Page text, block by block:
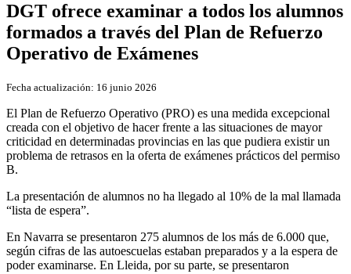
DGT ofrece examinar a todos los alumnos
formados a través del Plan de Refuerzo
Operativo de Exámenes
Fecha actualización: 16 junio 2026
El Plan de Refuerzo Operativo (PRO) es una medida excepcional
creada con el objetivo de hacer frente a las situaciones de mayor
criticidad en determinadas provincias en las que pudiera existir un
problema de retrasos en la oferta de exámenes prácticos del permiso
B.
La presentación de alumnos no ha llegado al 10% de la mal llamada
“lista de espera”.
En Navarra se presentaron 275 alumnos de los más de 6.000 que,
según cifras de las autoescuelas estaban preparados y a la espera de
poder examinarse. En Lleida, por su parte, se presentaron